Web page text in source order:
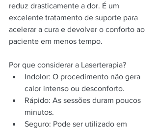
reduz drasticamente a dor. É um
excelente tratamento de suporte para
acelerar a cura e devolver o conforto ao
paciente em menos tempo.
Por que considerar a Laserterapia?
Indolor: O procedimento não gera
calor intenso ou desconforto.
Rápido: As sessões duram poucos
minutos.
Seguro: Pode ser utilizado em